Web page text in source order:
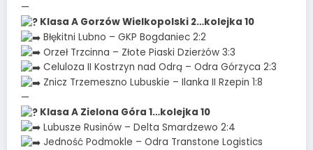
—
Klasa A Gorzów Wielkopolski 2…kolejka 10
Błękitni Lubno – GKP Bogdaniec 2:2
Orzeł Trzcinna – Złote Piaski Dzierżów 3:3
Celuloza II Kostrzyn nad Odrą – Odra Górzyca 2:3
Znicz Trzemeszno Lubuskie – Ilanka II Rzepin 1:8
—
Klasa A Zielona Góra 1…kolejka 10
Lubusze Rusinów – Delta Smardzewo 2:4
Jedność Podmokle – Odra Transtone Logistics